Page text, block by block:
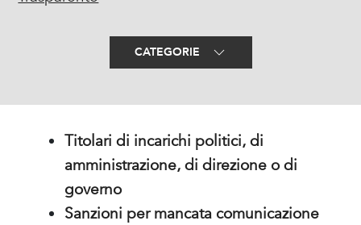
CATEGORIE
Titolari di incarichi politici, di
amministrazione, di direzione o di
governo
Sanzioni per mancata comunicazione